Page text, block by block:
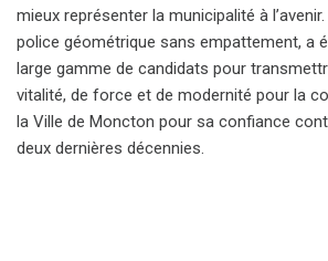
mieux représenter la municipalité à
police géométrique sans empattement, a
large gamme de candidats pour
vitalité, de force et de modernité pour la
la Ville de Moncton pour sa confiance
deux dernières décennies.